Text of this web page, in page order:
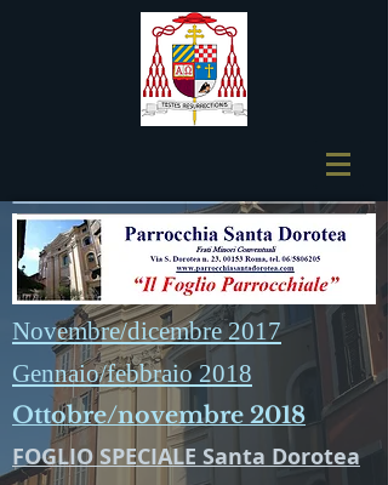
Novembre/dicembre 2017
Gennaio/febbraio 2018
Ottobre/novembre 2018
FOGLIO SPECIALE Santa Dorotea